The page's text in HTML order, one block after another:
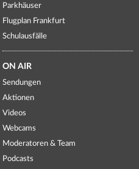
Parkhäuser
Flugplan Frankfurt
Schulausfälle
ON AIR
Sendungen
Aktionen
Videos
Webcams
Moderatoren & Team
Podcasts